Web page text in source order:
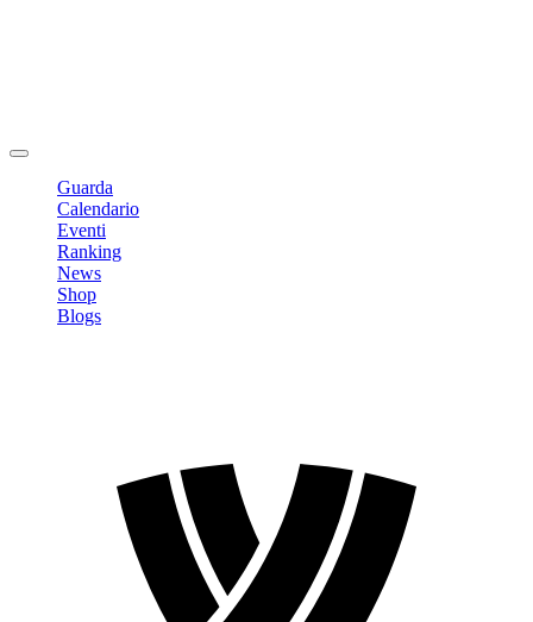
Guarda
Calendario
Eventi
Ranking
News
Shop
Blogs